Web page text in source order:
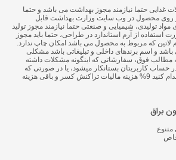
غذایی حتما نیازمند مجوز بهداشت می باشد و حتما
روی محصول در وب سایت وزارت بهداشت قابل
تولیدی، شیمیایی و صنعتی حتما نیازمند مجوز تولید
استفاده از آرم استاندارد در طراحی، حتما باید مجوز
لاتین که مربوط به محصول می باشد امکان چاپ ندارد.
و اسم برندهای داخلی و تبلیغاتی باشد مشکلی
مطالب فوق، سفارشاتی که اینگونه مشکلات داشته
حساب کاربریتان بستانکار میشود، یا در صورتی که
بخواهید برای عودت هزینه اقدام کنید 9% هزینه مالیات تراکنش کسر و باقی هزینه
براق